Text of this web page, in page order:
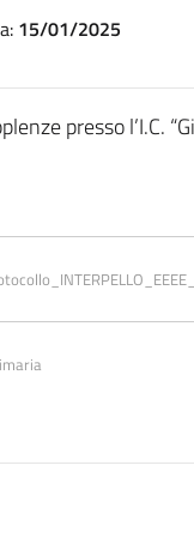
15/01/2025
presso l’I.C.